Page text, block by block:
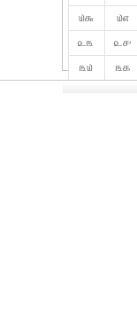
௰௬
௰௭
௨௩
௨௪
௩௰
௩௧